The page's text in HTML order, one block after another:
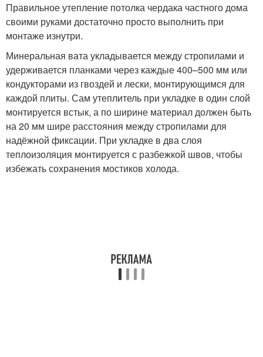
Правильное утепление потолка чердака частного дома
своими руками достаточно просто выполнить при
монтаже изнутри.
Минеральная вата укладывается между стропилами и
удерживается планками через каждые 400–500 мм или
кондукторами из гвоздей и лески, монтирующимся для
каждой плиты. Сам утеплитель при укладке в один слой
монтируется встык, а по ширине материал должен быть
на 20 мм шире расстояния между стропилами для
надёжной фиксации. При укладке в два слоя
теплоизоляция монтируется с разбежкой швов, чтобы
избежать сохранения мостиков холода.